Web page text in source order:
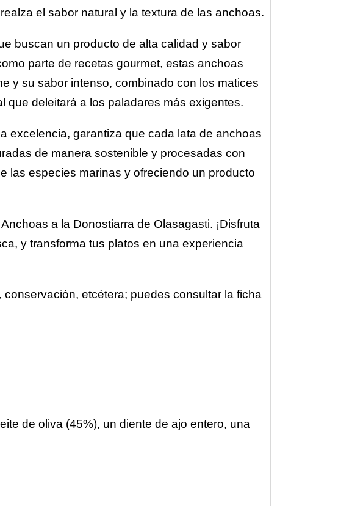
el sabor natural y la textura de las anchoas.
buscan un producto de alta calidad y sabor
parte de recetas gourmet, estas anchoas
y su sabor intenso, combinado con los matices
que deleitará a los paladares más exigentes.
excelencia, garantiza que cada lata de anchoas
de manera sostenible y procesadas con
las especies marinas y ofreciendo un producto
a la Donostiarra de Olasagasti. ¡Disfruta
y transforma tus platos en una experiencia
etcétera; puedes consultar la ficha
de oliva (45%), un diente de ajo entero, una